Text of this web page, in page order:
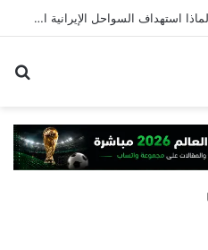
واشنطن تغيّر قواعد اللعبة …. لماذا استهداف السواحل الإيرانية الآن؟